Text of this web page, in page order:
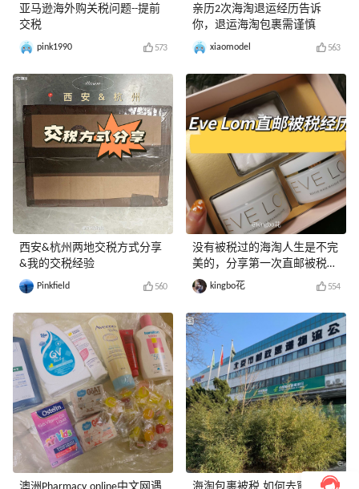
亚马逊海外购关税问题--提前
交税
pink1990 573
西安&杭州两地交税方式分享
&我的交税经验
Pinkfield 560
亲历2次海淘退运经历告诉
你，退运海淘包裹需谨慎
xiaomodel 563
没有被税过的海淘人生是不完
美的，分享第一次直邮被税经
历
kingbo花 554